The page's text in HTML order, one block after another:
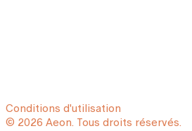
Conditions d'utilisation
© 2026 Aeon. Tous droits réservés.